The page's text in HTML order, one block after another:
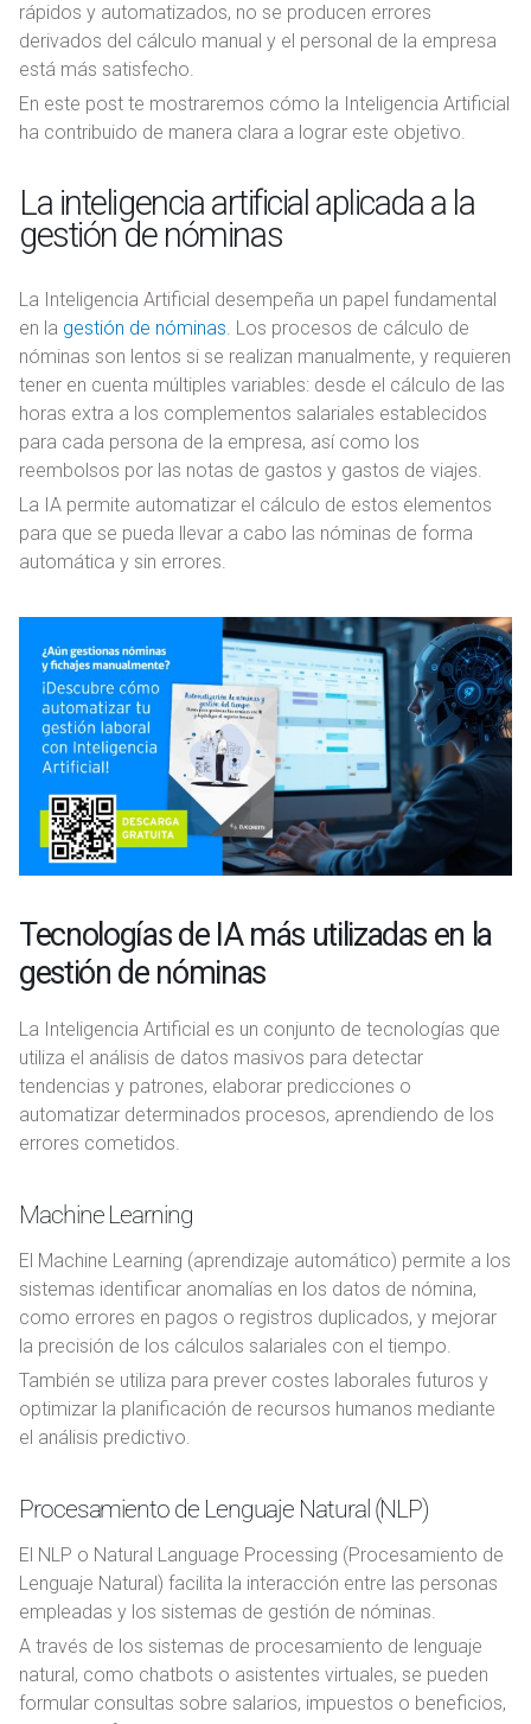
rápidos y automatizados, no se producen errores
derivados del cálculo manual y el personal de la empresa
está más satisfecho.
En este post te mostraremos cómo la Inteligencia Artificial
ha contribuido de manera clara a lograr este objetivo.
La inteligencia artificial aplicada a la
gestión de nóminas
La Inteligencia Artificial desempeña un papel fundamental
en la gestión de nóminas. Los procesos de cálculo de
nóminas son lentos si se realizan manualmente, y requieren
tener en cuenta múltiples variables: desde el cálculo de las
horas extra a los complementos salariales establecidos
para cada persona de la empresa, así como los
reembolsos por las notas de gastos y gastos de viajes.
La IA permite automatizar el cálculo de estos elementos
para que se pueda llevar a cabo las nóminas de forma
automática y sin errores.
Tecnologías de IA más utilizadas en la
gestión de nóminas
La Inteligencia Artificial es un conjunto de tecnologías que
utiliza el análisis de datos masivos para detectar
tendencias y patrones, elaborar predicciones o
automatizar determinados procesos, aprendiendo de los
errores cometidos.
Machine Learning
El Machine Learning (aprendizaje automático) permite a los
sistemas identificar anomalías en los datos de nómina,
como errores en pagos o registros duplicados, y mejorar
la precisión de los cálculos salariales con el tiempo.
También se utiliza para prever costes laborales futuros y
optimizar la planificación de recursos humanos mediante
el análisis predictivo.
Procesamiento de Lenguaje Natural (NLP)
El NLP o Natural Language Processing (Procesamiento de
Lenguaje Natural) facilita la interacción entre las personas
empleadas y los sistemas de gestión de nóminas.
A través de los sistemas de procesamiento de lenguaje
natural, como chatbots o asistentes virtuales, se pueden
formular consultas sobre salarios, impuestos o beneficios,